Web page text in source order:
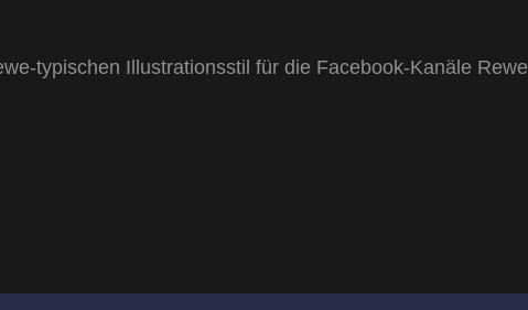
typischen Illustrationsstil für die Facebook-Kanäle Rewe